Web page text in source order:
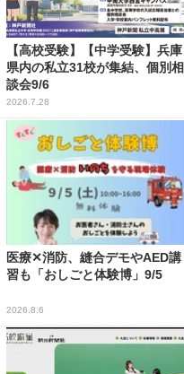
【高校受験】【中学受験】兵庫
県内の私立31校が集結、個別相
談会9/6
2026.7.28
医療✕消防、縫合デモやAED講
習も「おしごと体験博」9/5
2026.8.6